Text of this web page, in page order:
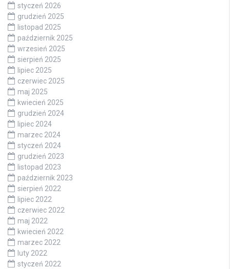
styczeń 2026
grudzień 2025
listopad 2025
październik 2025
wrzesień 2025
sierpień 2025
lipiec 2025
czerwiec 2025
maj 2025
kwiecień 2025
grudzień 2024
lipiec 2024
marzec 2024
styczeń 2024
grudzień 2023
listopad 2023
październik 2023
sierpień 2022
lipiec 2022
czerwiec 2022
maj 2022
kwiecień 2022
marzec 2022
luty 2022
styczeń 2022